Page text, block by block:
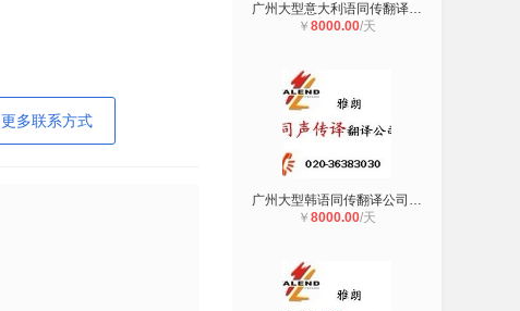
更多联系方式
广州大型意大利语同传翻译公司广州雅
￥ 8000.00/天
广州大型韩语同传翻译公司广州雅朗翻
￥ 8000.00/天